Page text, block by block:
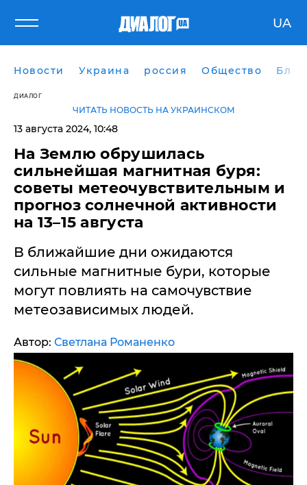
UA
Новости Украина россия Общество
ДИАЛОГ
ЧИТАТЬ НОВОСТЬ НА УКРАИНСКОМ
13 августа 2024, 10:48
На Землю обрушилась
сильнейшая магнитная буря:
советы метеочувствительным и
прогноз солнечной активности
на 13–15 августа
В ближайшие дни ожидаются
сильные магнитные бури, которые
могут повлиять на самочувствие
метеозависимых людей.
Автор: Светлана Романенко